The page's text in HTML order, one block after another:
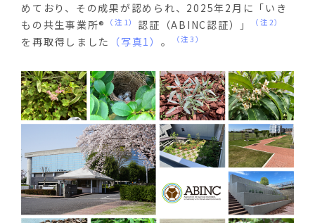
めており、その成果が認められ、2025年2月に「いき
もの共生事業所®
（注1） 認証（ABINC認証）」 （注2）
を再取得しました （写真1） 。 （注3）